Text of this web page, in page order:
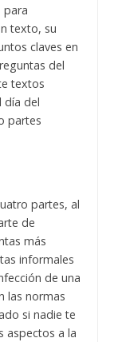
para
texto, su
claves en
del
textos
día del
partes
partes, al
de
más
informales
de una
las normas
si nadie te
aspectos a la